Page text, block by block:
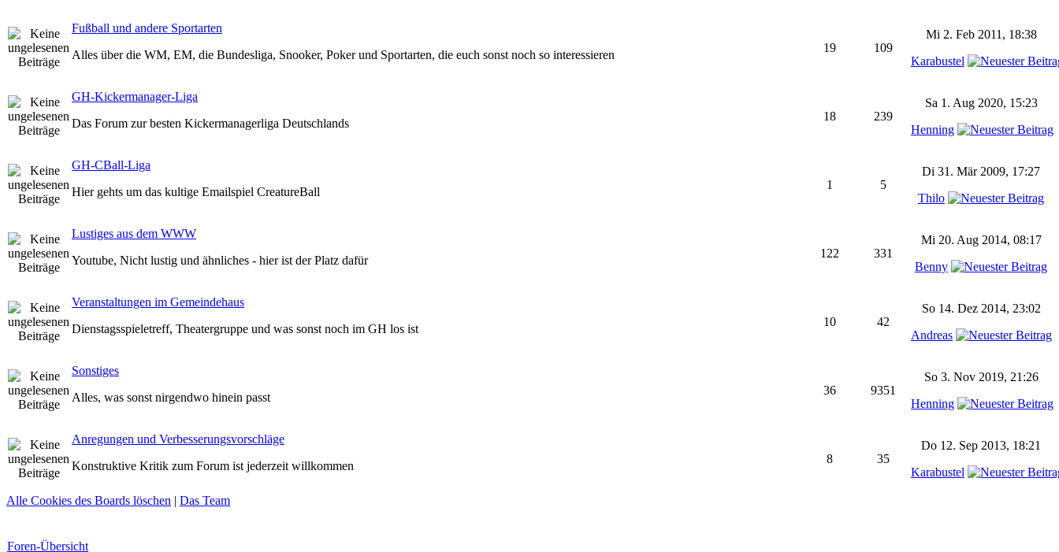
Fußball und andere Sportarten
Alles über die WM, EM, die Bundesliga, Snooker, Poker und Sportarten, die euch sonst noch so interessieren
19 109
Mi 2. Feb 2011, 18:38
Karabustel
GH-Kickermanager-Liga
Das Forum zur besten Kickermanagerliga Deutschlands
18 239
Sa 1. Aug 2020, 15:23
Henning
GH-CBall-Liga
Hier gehts um das kultige Emailspiel CreatureBall
1 5
Di 31. Mär 2009, 17:27
Thilo
Lustiges aus dem WWW
Youtube, Nicht lustig und ähnliches - hier ist der Platz dafür
122 331
Mi 20. Aug 2014, 08:17
Benny
Veranstaltungen im Gemeindehaus
Dienstagsspieletreff, Theatergruppe und was sonst noch im GH los ist
10 42
So 14. Dez 2014, 23:02
Andreas
Sonstiges
Alles, was sonst nirgendwo hinein passt
36 9351
So 3. Nov 2019, 21:26
Henning
Anregungen und Verbesserungsvorschläge
Konstruktive Kritik zum Forum ist jederzeit willkommen
8 35
Do 12. Sep 2013, 18:21
Karabustel
Alle Cookies des Boards löschen | Das Team
Foren-Übersicht